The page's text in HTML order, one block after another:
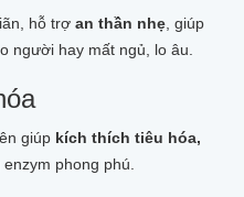
hỗ trợ an thần nhẹ , giúp
người hay mất ngủ, lo âu.
giúp kích thích tiêu hóa,
phong phú.